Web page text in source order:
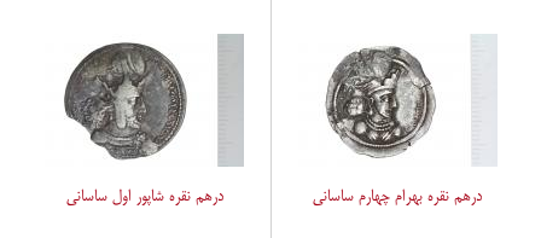
درهم نقره شاپور اول ساسانی درهم نقره بهرام چهارم ساسانی